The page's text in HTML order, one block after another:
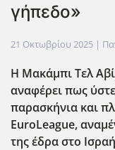
γήπεδο»
21 Οκτωβρίου 2025 |
Η Μακάμπι Τελ
αναφέρει πως
παρασκήνια και
EuroLeague,
της έδρα στο